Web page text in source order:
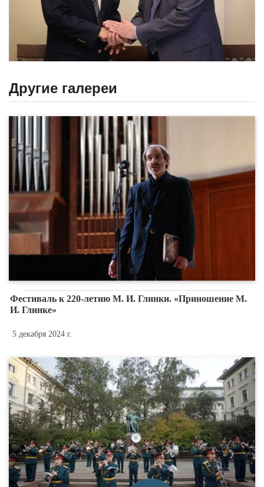
Другие галереи
Фестиваль к 220-летию М. И. Глинки. «Приношение М.
И. Глинке»
5 декабря 2024 г.